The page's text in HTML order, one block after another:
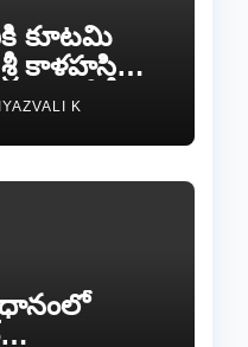
కూటమి
కాళహస్తి
సుధీర్ రెడ్డి.
K